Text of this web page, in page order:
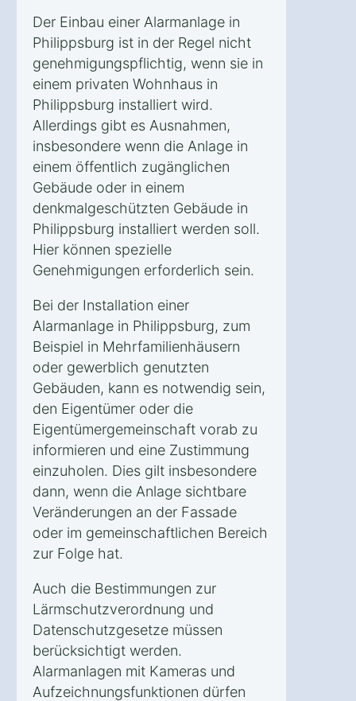
Der Einbau einer Alarmanlage in
Philippsburg ist in der Regel nicht
genehmigungspflichtig, wenn sie in
einem privaten Wohnhaus in
Philippsburg installiert wird.
Allerdings gibt es Ausnahmen,
insbesondere wenn die Anlage in
einem öffentlich zugänglichen
Gebäude oder in einem
denkmalgeschützten Gebäude in
Philippsburg installiert werden soll.
Hier können spezielle
Genehmigungen erforderlich sein.
Bei der Installation einer
Alarmanlage in Philippsburg, zum
Beispiel in Mehrfamilienhäusern
oder gewerblich genutzten
Gebäuden, kann es notwendig sein,
den Eigentümer oder die
Eigentümergemeinschaft vorab zu
informieren und eine Zustimmung
einzuholen. Dies gilt insbesondere
dann, wenn die Anlage sichtbare
Veränderungen an der Fassade
oder im gemeinschaftlichen Bereich
zur Folge hat.
Auch die Bestimmungen zur
Lärmschutzverordnung und
Datenschutzgesetze müssen
berücksichtigt werden.
Alarmanlagen mit Kameras und
Aufzeichnungsfunktionen dürfen